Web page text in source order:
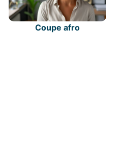
Coupe afro